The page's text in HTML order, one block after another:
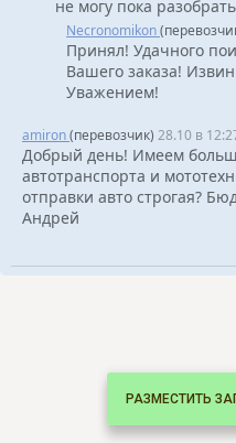
не могу пока
Necronomikon
Принял! Удачного
Вашего заказа!
Уважением!
amiron(перевозчик) 28.10 в
Добрый день! Имеем
автотранспорта и
отправки авто строгая?
Андрей
РАЗМЕСТИТЬ